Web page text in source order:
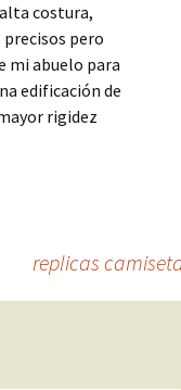
costura,
pero
mi abuelo para
edificación de
rigidez
replicas